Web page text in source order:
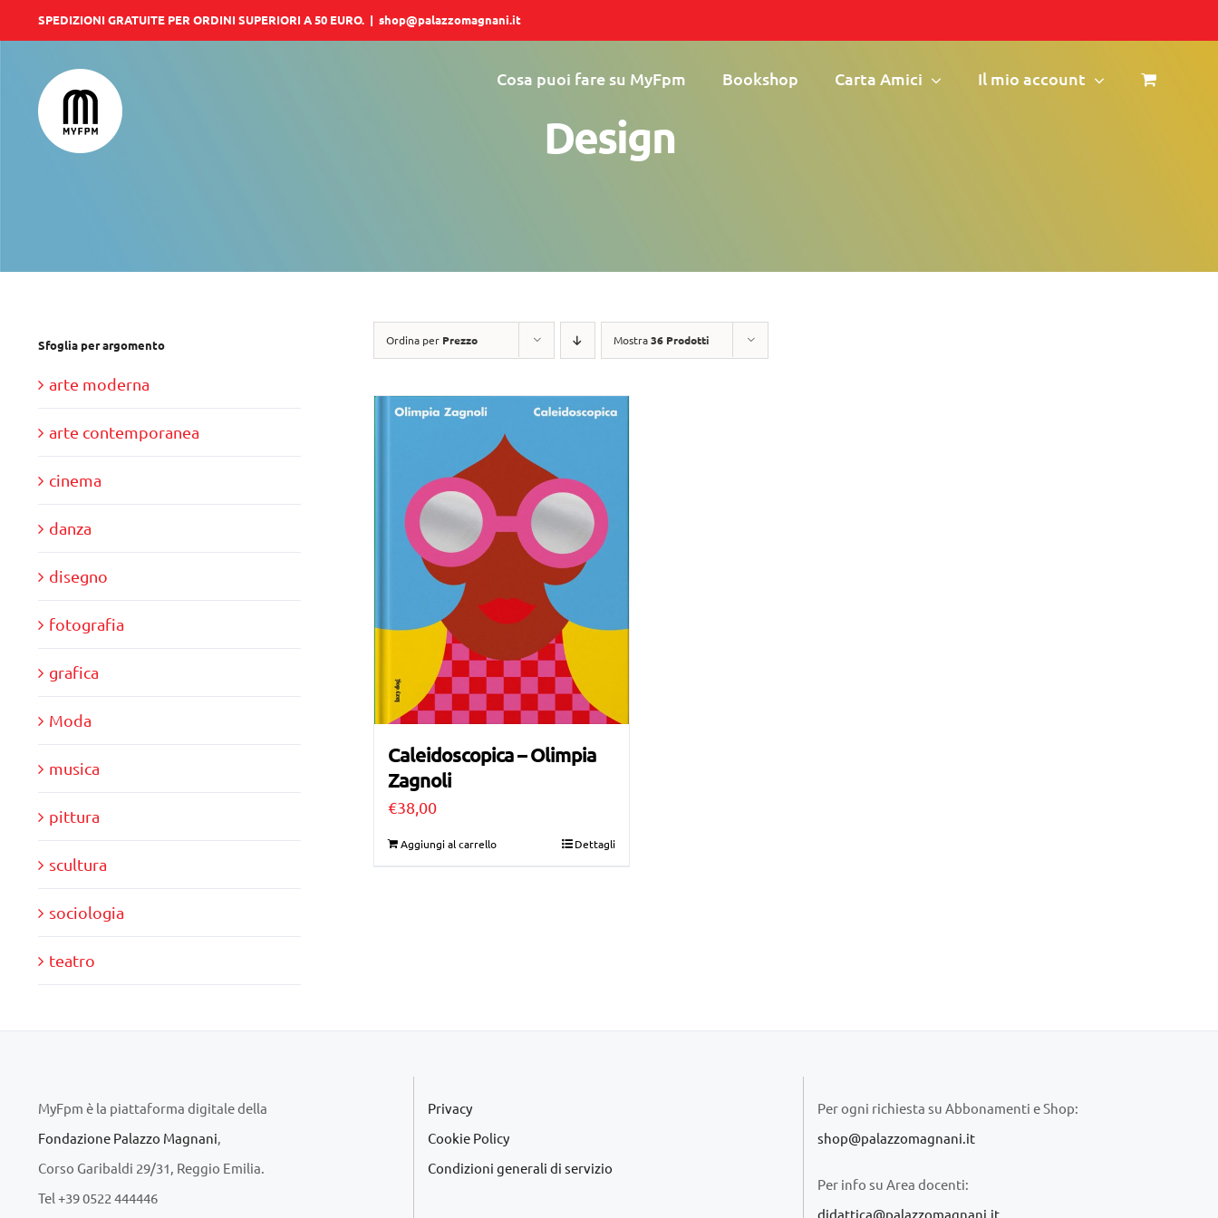
al
contenuto
SPEDIZIONI GRATUITE PER ORDINI SUPERIORI A 50 EURO. | shop@palazzomagnani.it
Cosa puoi fare su MyFpm Bookshop Carta Amici Il mio account
Design
Ordina per Prezzo Mostra36 Prodotti
Caleidoscopica – Olimpia
Zagnoli
€38,00
Aggiungi al carrello Dettagli
Sfoglia per argomento
arte moderna
arte contemporanea
cinema
danza
disegno
fotografia
grafica
Moda
musica
pittura
scultura
sociologia
teatro
MyFpm è la piattaforma digitale della
Fondazione Palazzo Magnani
Corso Garibaldi 29/31, Reggio Emilia.
Tel +39 0522 444446
Privacy
Cookie Policy
Condizioni generali di servizio
Per ogni richiesta su Abbonamenti e Shop:
shop@palazzomagnani.it
Per info su Area docenti:
didattica@palazzomagnani.it